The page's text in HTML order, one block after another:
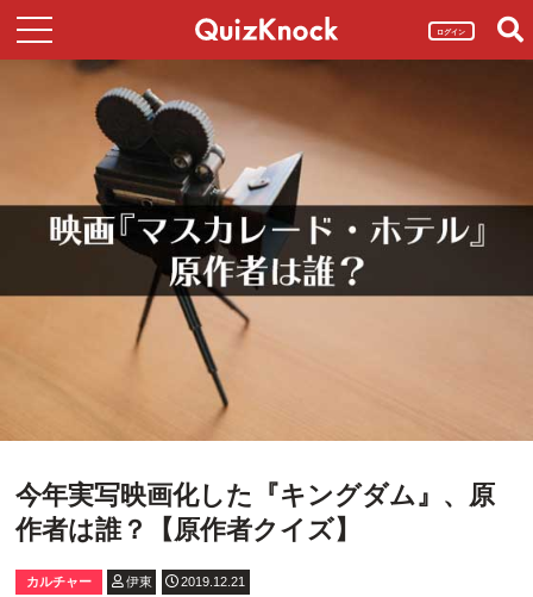
ログイン
今年実写映画化した『キングダム』、原
作者は誰？【原作者クイズ】
カルチャー 伊東 2019.12.21